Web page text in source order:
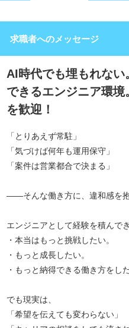
求職者へのメッセージ
AI時代でも埋もれな
できるエンジニア環
を歓迎！
「とりあえず常駐」
「気づけば何年も運用保守」
「案件は営業都合で決まる」
――そんな働き方に、違和感を
エンジニアとして経験を積んで
・本当はもっと挑戦したい。
・もっと成長したい。
・もっと納得できる働き方をした
でも現実は、
「希望を伝えても変わらない」